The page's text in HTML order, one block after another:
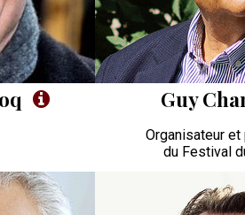
Guy
Organisateur
du Festival